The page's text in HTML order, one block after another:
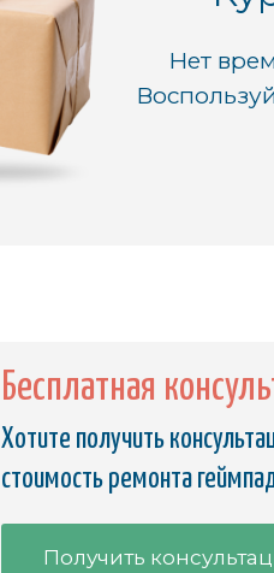
Нет
Бесплатная
Хотите получить
стоимость ремонта
Получить